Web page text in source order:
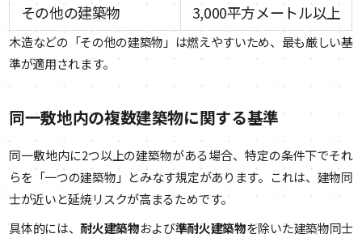
その他の建築物
3,000平方メートル以上
木造などの「その他の建築物」は燃えやすいため、最も厳しい基
準が適用されます。
同一敷地内の複数建築物に関する基準
同一敷地内に2つ以上の建築物がある場合、特定の条件下でそれ
らを「一つの建築物」とみなす規定があります。これは、建物同
士が近いと延焼リスクが高まるためです。
具体的には、 耐火建築物および準耐火建築物を除いた建築物同士